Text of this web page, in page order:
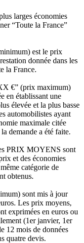
larges économies
“Toute la France”
est le prix
donnée dans les
la France.
€” (prix maximum)
en établissant une
élevée et la plus basse
automobilistes ayant
maximale citée
demande a été faite.
PRIX MOYENS sont
et des économies
catégorie de
obtenus.
sont mis à jour
Les prix moyens,
exprimées en euros ou
(1er janvier, 1er
12 mois de données
quatre devis.